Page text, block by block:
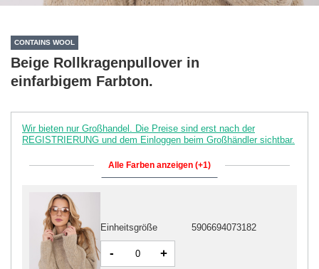
CONTAINS WOOL
Beige Rollkragenpullover in
einfarbigem Farbton.
Wir bieten nur Großhandel. Die Preise sind erst nach der
REGISTRIERUNG und dem Einloggen beim Großhändler sichtbar.
Alle Farben anzeigen (+1)
Einheitsgröße 5906694073182
- +